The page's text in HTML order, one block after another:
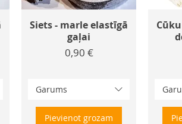
Siets - marle elastīgā
gaļai
Cena
0,90 €
Garums
Pievienot grozam